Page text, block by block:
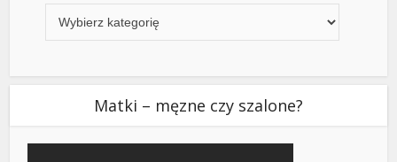
Matki – męzne czy szalone?